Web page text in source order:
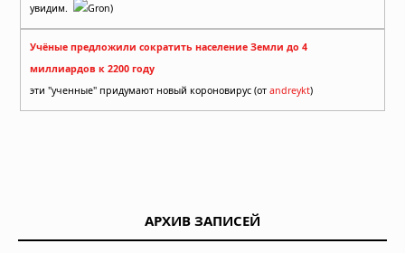
увидим.
Gron)
Учёные предложили сократить население Земли до 4
миллиардов к 2200 году
эти "ученные" придумают новый короновирус (от andreykt)
АРХИВ ЗАПИСЕЙ